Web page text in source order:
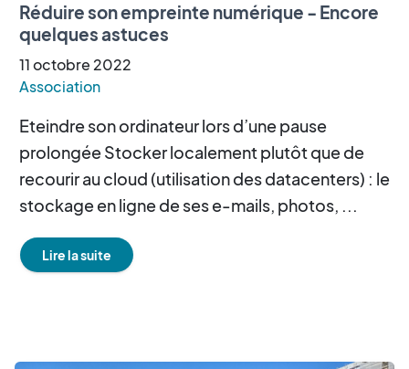
Réduire son empreinte numérique - Encore
quelques astuces
11octobre2022
Association
Eteindre son ordinateur lors d’une pause
prolongée Stocker localement plutôt que de
recourir au cloud (utilisation des datacenters) : le
stockage en ligne de ses e-mails, photos, ...
Lire la suite